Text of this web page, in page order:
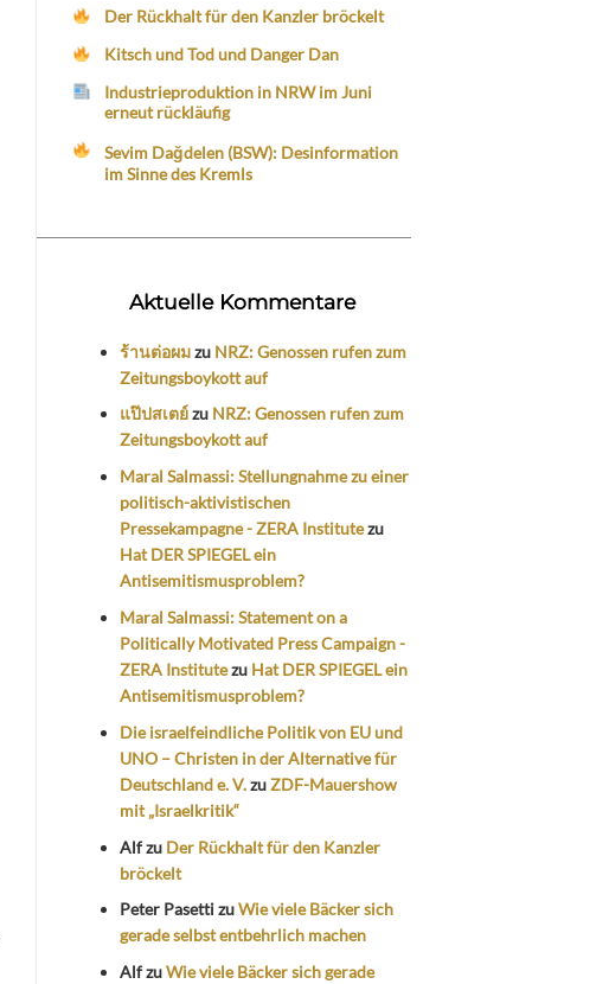
Der Rückhalt für den Kanzler bröckelt
Kitsch und Tod und Danger Dan
Industrieproduktion in NRW im Juni
erneut rückläufig
Sevim Dağdelen (BSW): Desinformation
im Sinne des Kremls
Aktuelle Kommentare
ร้านต่อผมzu NRZ: Genossen rufen zum
Zeitungsboykott auf
แป๊ปสเตย์zu NRZ: Genossen rufen zum
Zeitungsboykott auf
Maral Salmassi: Stellungnahme zu einer
politisch-aktivistischen
Pressekampagne - ZERA Institutezu
Hat DER SPIEGEL ein
Antisemitismusproblem?
Maral Salmassi: Statement on a
Politically Motivated Press Campaign -
ZERA Institutezu Hat DER SPIEGEL ein
Antisemitismusproblem?
Die israelfeindliche Politik von EU und
UNO – Christen in der Alternative für
Deutschland e. V.zuZDF-Mauershow
mit „Israelkritik“
Alfzu Der Rückhalt für den Kanzler
bröckelt
Peter PasettizuWie viele Bäcker sich
gerade selbst entbehrlich machen
AlfzuWie viele Bäcker sich gerade